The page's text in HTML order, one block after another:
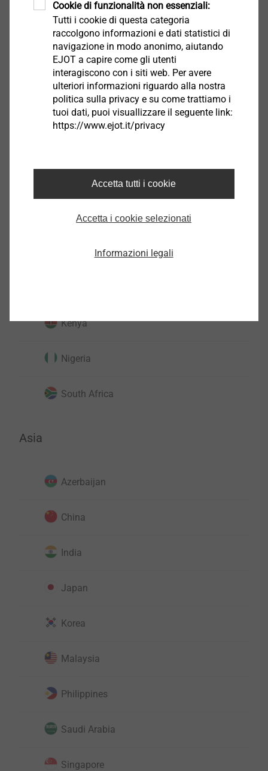
Brazil
Canada
Mexico
USA
Africa
Egypt
Kenya
Nigeria
South Africa
Asia
Azerbaijan
China
India
Japan
Korea
Malaysia
Philippines
Saudi Arabia
Singapore
Cookie di funzionalità non essenziali:
Tutti i cookie di questa categoria
raccolgono informazioni e dati statistici di
navigazione in modo anonimo, aiutando
EJOT a capire come gli utenti
interagiscono con i siti web. Per avere
ulteriori informazioni riguardo alla nostra
politica sulla privacy e su come trattiamo i
tuoi dati, puoi visuallizzare il seguente link:
https://www.ejot.it/privacy
Accetta tutti i cookie
Accetta i cookie selezionati
Informazioni legali